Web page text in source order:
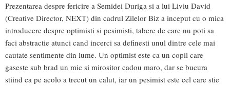
Prezentarea despre fericire a Semidei Duriga si a lui Liviu David
(Creative Director, NEXT) din cadrul Zilelor Biz a inceput cu o mica
introducere despre optimisti si pesimisti, tabere de care nu poti sa
faci abstractie atunci cand incerci sa definesti unul dintre cele mai
cautate sentimente din lume. Un optimist este ca un copil care
gaseste sub brad un mic si mirositor cadou maro, dar se bucura
stiind ca pe acolo a trecut un calut, iar un pesimist este cel care stie